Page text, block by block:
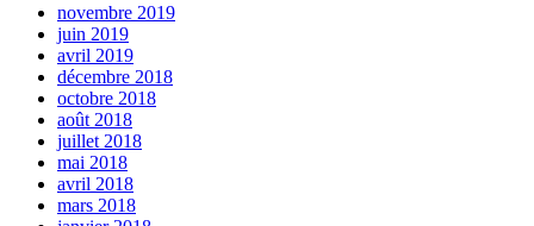
novembre 2019
juin 2019
avril 2019
décembre 2018
octobre 2018
août 2018
juillet 2018
mai 2018
avril 2018
mars 2018